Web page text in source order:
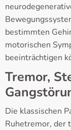
bestimmten
motorischen
beeinträchtigen
Tremor,
Die klassischen
Ruhetremor, der